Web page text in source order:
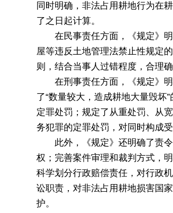
同时明确，非法占用耕地行为在
了之日起计算。
在民事责任方面，《规定》
屋等违反土地管理法禁止性规定
则，结合当事人过错程度，合理
在刑事责任方面，《规定》
了“数量较大，造成耕地大量毁坏
定罪处罚；规定了从重处罚、从
务犯罪的定罪处罚，对同时构成
此外，《规定》还明确了责
权；完善案件审理和裁判方式，
科学划分行政赔偿责任，对行政
讼职责，对非法占用耕地损害国
护。